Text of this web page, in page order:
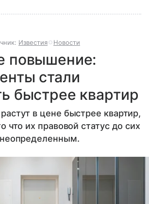
Известия Новости
повышение:
стали
быстрее квартир
в цене быстрее квартир,
что их правовой статус до сих